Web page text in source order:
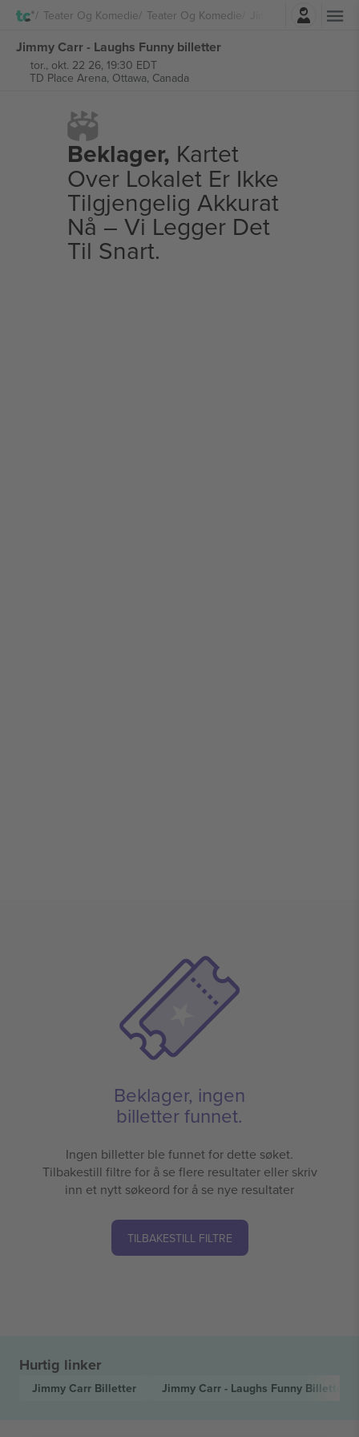
Teater Og Komedie Teater Og Komedie Jimmy Carr
Logg Inn
Jimmy Carr - Laughs Funny billetter
tor., okt. 22 26, 19:30 EDT
TD Place Arena, Ottawa, Canada
Beklager, Kartet
Over Lokalet Er Ikke
Tilgjengelig Akkurat
Nå – Vi Legger Det
Til Snart.
Beklager, ingen
billetter funnet.
Ingen billetter ble funnet for dette søket.
Tilbakestill filtre for å se flere resultater eller skriv
inn et nytt søkeord for å se nye resultater
TILBAKESTILL FILTRE
Hurtig linker
Jimmy Carr Billetter Jimmy Carr - Laughs Funny Billetter